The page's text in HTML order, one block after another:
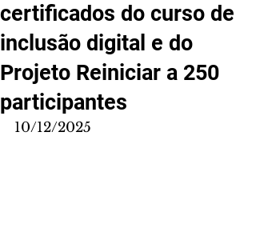
certificados do curso de
inclusão digital e do
Projeto Reiniciar a 250
participantes
10/12/2025